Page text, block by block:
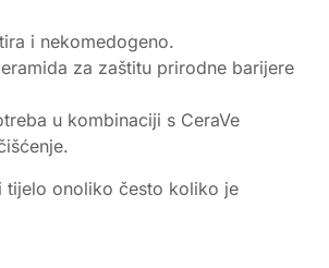
i nekomedogeno.
za zaštitu prirodne barijere
u kombinaciji s CeraVe
tijelo onoliko često koliko je